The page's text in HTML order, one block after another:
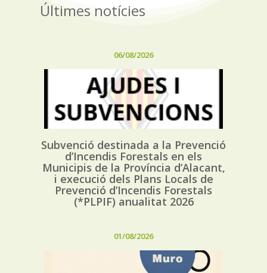
Últimes notícies
06/08/2026
Subvenció destinada a la Prevenció
d’Incendis Forestals en els
Municipis de la Província d’Alacant,
i execució dels Plans Locals de
Prevenció d’Incendis Forestals
(*PLPIF) anualitat 2026
01/08/2026